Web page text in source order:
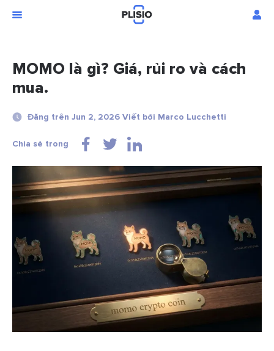
MOMO là gì? Giá, rủi ro và cách
mua.
Đăng trên Jun 2, 2026 Viết bởi Marco Lucchetti
Chia sẻ trong